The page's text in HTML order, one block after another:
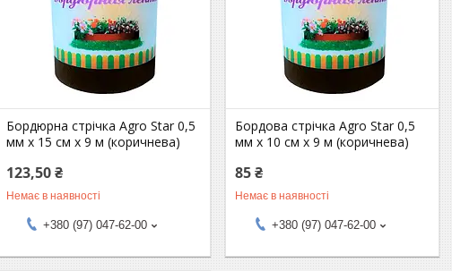
Бордюрна стрічка Agro Star 0,5
мм х 15 см х 9 м (коричнева)
123,50 ₴
Немає в наявності
+380 (97) 047-62-00
Бордова стрічка Agro Star 0,5
мм х 10 см х 9 м (коричнева)
85 ₴
Немає в наявності
+380 (97) 047-62-00